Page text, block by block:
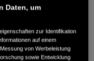
Daten, um
zur Identifikation
auf einem
von Werbeleistung
sowie Entwicklung